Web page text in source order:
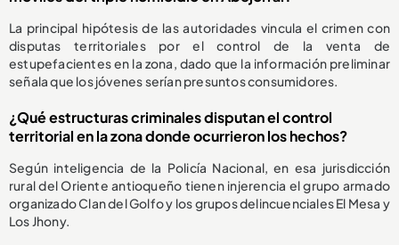
La principal hipótesis de las autoridades vincula el crimen con
disputas territoriales por el control de la venta de
estupefacientes en la zona, dado que la información preliminar
señala que los jóvenes serían presuntos consumidores.
¿Qué estructuras criminales disputan el control
territorial en la zona donde ocurrieron los hechos?
Según inteligencia de la Policía Nacional, en esa jurisdicción
rural del Oriente antioqueño tienen injerencia el grupo armado
organizado Clan del Golfo y los grupos delincuenciales El Mesa y
Los Jhony.